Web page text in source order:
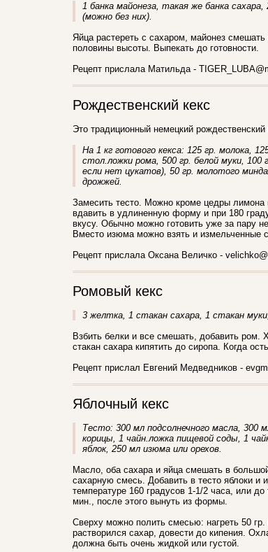
1 банка майонеза, такая же банка
(можно без них).
Яйца растереть с сахаром, майонез
половины высоты. Выпекать до готовности.
Рецепт прислала Матильда -
Рождественский кекс
Это традиционный немецкий
На 1 кг готового кекса: 125 гр. молока,
стол.ложки рома, 500 гр. белой муки, 100
если нет цукатов), 50 гр. молотого
дрожжей.
Замесить тесто. Можно кроме цедры лимона
вдавить в удлиненную форму и при 180
вкусу. Обычно можно готовить уже за пару
Вместо изюма можно взять и измельченные
Рецепт прислала Оксана Величко -
Ромовый кекс
3 желтка, 1 стакан сахара, 1 стакан
Взбить белки и все смешать, добавить
стакан сахара кипятить до сиропа. Когда
Рецепт прислал Евгений Медведников -
Яблочный кекс
Тесто: 300 мл подсолнечного масла, 300
корицы, 1 чайн.ложка пищевой соды, 1
яблок, 250 мл изюма или орехов.
Масло, оба сахара и яйца смешать в
сахарную смесь. Добавить в тесто яблоки
температуре 160 градусов 1-1/2 часа, или
мин., после этого вынуть из формы.
Сверху можно полить смесью: нагреть 50
растворился сахар, довести до кипения.
должна быть очень жидкой или густой.